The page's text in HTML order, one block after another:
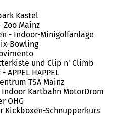
Kastel
Mainz
- Indoor-Minigolfanlage
Bowling
und Clip n' Climb
HAPPEL
TSA Mainz
Kartbahn MotorDrom
OHG
Kickboxen-Schnupperkurs